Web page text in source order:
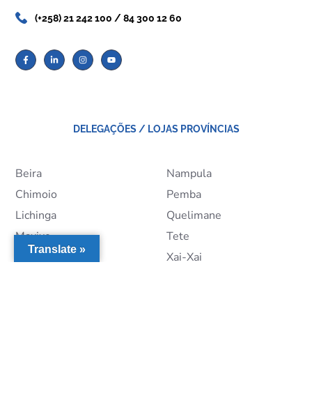
(+258) 21 242 100 / 84 300 12 60
DELEGAÇÕES / LOJAS PROVÍNCIAS
Beira
Chimoio
Lichinga
Maxixe
Nacala
Nampula
Pemba
Quelimane
Tete
Xai-Xai
Translate »